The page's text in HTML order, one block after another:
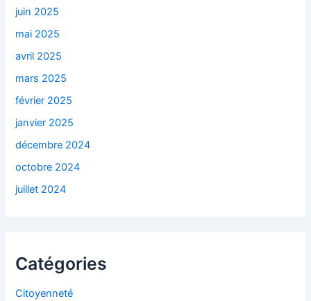
juin 2025
mai 2025
avril 2025
mars 2025
février 2025
janvier 2025
décembre 2024
octobre 2024
juillet 2024
Catégories
Citoyenneté